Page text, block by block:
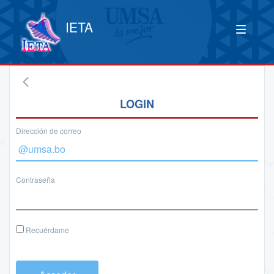
IETA
LOGIN
Dirección de correo
Contraseña
Recuérdame